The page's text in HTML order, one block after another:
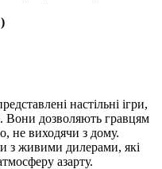
настільні ігри,
Вони дозволяють гравцям
не виходячи з дому.
з живими дилерами, які
азарту.